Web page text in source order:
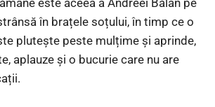
în brațele soțului, în timp ce o
plutește peste mulțime și aprinde,
aplauze și o bucurie care nu are